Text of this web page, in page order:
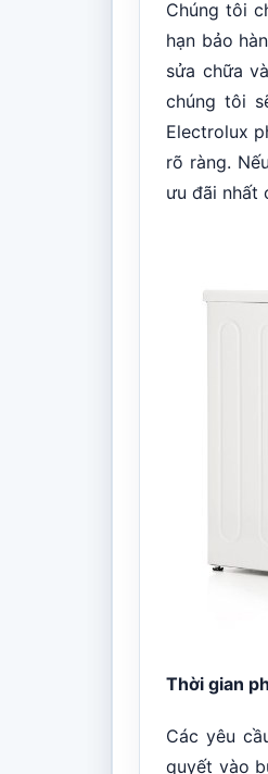
Chúng tôi
hạn bảo
sửa chữa
chúng tôi
Electrolux
rõ ràng.
ưu đãi nhất
Thời gian
Các yêu
quyết vào